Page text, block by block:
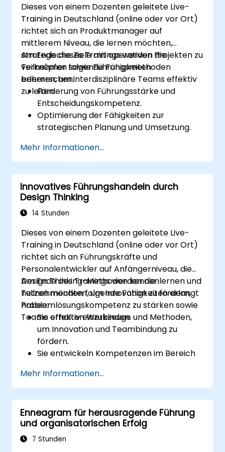
Stärken sowie Verbesserungsbereichen
zu nutzen.
Ein kausales Modell anzuwenden, um
Führungsverhalten und dessen direkten
Einfluss auf das Arbeitsklima zu
untersuchen.
Praktikable Strategien zur Steigerung der
Anpassungsfähigkeit in der Führung sowie
zur Verbesserung der Teamleistung zu
entwickeln.
Dieses von einem Dozenten geleitete Live-
Training in Deutschland (online oder vor Ort)
richtet sich an Produktmanager auf
mittlerem Niveau, die lernen möchten,
strategische Ziele mit operativen Projekten zu
verknüpfen sowie Führungsmethoden
erlernen, um interdisziplinäre Teams effektiv
zu leiten.
Am Ende dieses Trainings werden die
Teilnehmer folgende Fähigkeiten
beherrschen:
Förderung von Führungsstärke und
Entscheidungskompetenz.
Optimierung der Fähigkeiten zur
strategischen Planung und Umsetzung.
Kompetenzen für eine erfolgreiche
Projektdurchführung.
Entwicklung spezifischer Fähigkeiten im
Bereich Produktverantwortung,
insbesondere für Projekte in der Banken-
und Finanzbranche.
zwischen strategischen Zielen und
operativen Projektzielen.
Mehr Informationen...
Innovatives Führungshandeln durch
Design Thinking
14 Stunden
Dieses von einem Dozenten geleitete Live-
Training in Deutschland (online oder vor Ort)
richtet sich an Führungskräfte und
Personalentwickler auf Anfängerniveau, die
Design Thinking-Methoden kennenlernen und
nutzen möchten, um Innovation zu fördern,
Problemlösungskompetenz zu stärken sowie
Teams effektiv einzubinden.
Am Ende des Trainings werden die
Teilnehmenden folgende Fähigkeiten erlangt
haben:
Sie erhalten Werkzeuge und Methoden,
um Innovation und Teambindung zu
fördern.
Sie entwickeln Kompetenzen im Bereich
sowie Prototypenentwicklung zur Lösung
komplexer Herausforderungen.
Sie wenden die Prinzipien des Design
Thinking in Führungs- und
Personalentwicklungssituationen an.
Sie tragen dazu bei, eine Innovationskultur
Mehr Informationen...
Enneagram für herausragende Führung
und organisatorischen Erfolg
7 Stunden